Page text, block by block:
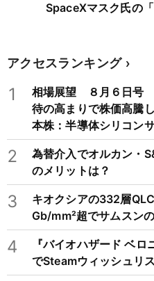
SpaceXマスク氏の
アクセスランキング
1
相場展望 ８月６日号
待の高まりで株価高騰
本株：半導体シリコン
不況を繰り返すため注
2
為替介入でオルカン・
のメリットは？
3
キオクシアの332層
Gb/mm²超でサムスン
4
『バイオハザード ベ
でSteamウィッシュリ